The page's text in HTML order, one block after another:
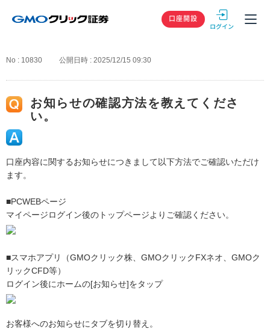
GMOクリック
口座開設
No : 10830 公開日時 : 2025/12/15 09:30
お知らせの確認方法を教えてくださ
い。
口座内容に関するお知らせにつきまして以下方法でご確認いただけ
ます。
■PCWEBページ
マイページログイン後のトップページよりご確認ください。
■スマホアプリ（GMOクリック株、GMOクリックFXネオ、GMOク
リックCFD等）
ログイン後にホームの[お知らせ]をタップ
お客様へのお知らせにタブを切り替え。